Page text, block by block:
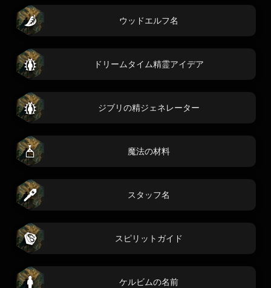
ウッドエルフ名
ドリームタイム精霊アイデア
ジブリの精ジェネレーター
魔法の材料
スタッフ名
スピリットガイド
ケルビムの名前